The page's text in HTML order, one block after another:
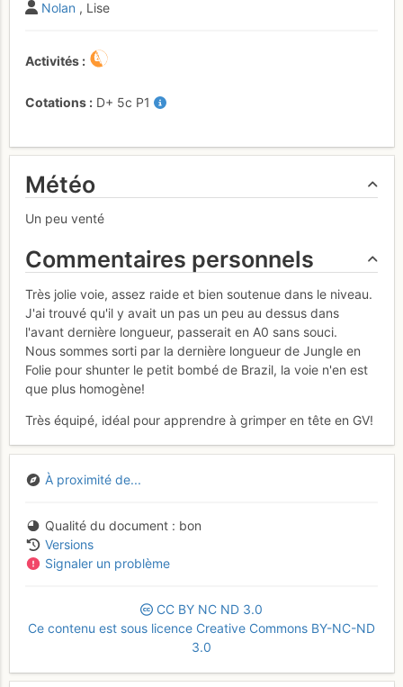
Nolan , Lise
Activités
Cotations D+ 5c P1
Météo
Un peu venté
Commentaires personnels
Très jolie voie, assez raide et bien soutenue dans le niveau.
J'ai trouvé qu'il y avait un pas un peu au dessus dans
l'avant dernière longueur, passerait en A0 sans souci.
Nous sommes sorti par la dernière longueur de Jungle en
Folie pour shunter le petit bombé de Brazil, la voie n'en est
que plus homogène!
Très équipé, idéal pour apprendre à grimper en tête en GV!
À proximité de...
Qualité du document
bon
Versions
Signaler un problème
CC BY NC ND 3.0
Ce contenu est sous licence Creative Commons BY-NC-ND
3.0